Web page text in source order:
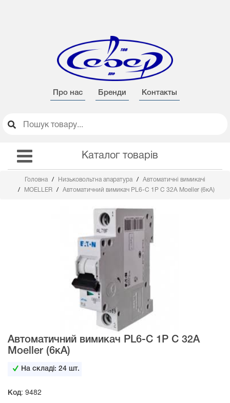
Про нас Бренди Контакты
Каталог товарів
Головна Низьковольтна апаратура
Автоматичні вимикачі
MOELLER
Автоматичний вимикач PL6-C 1Р C 32А Moeller (6кА)
Автоматичний вимикач PL6-C 1Р C 32А
Moeller (6кА)
На складі:24 шт.
Код: 9482